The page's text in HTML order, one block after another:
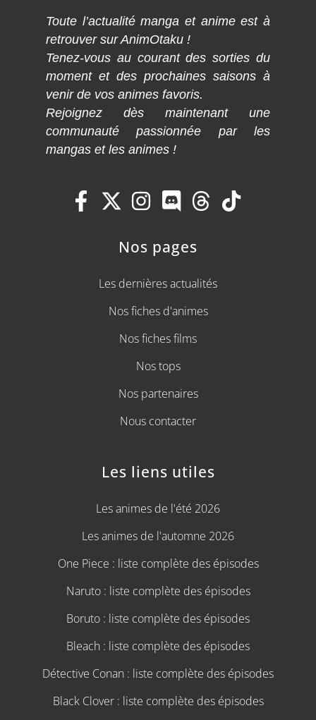
Toute l’actualité manga et anime est à
retrouver sur AnimOtaku !
Tenez-vous au courant des sorties du
moment et des prochaines saisons à
venir de vos animes favoris.
Rejoignez dès maintenant une
communauté passionnée par les
mangas et les animes !
Nos pages
Les dernières actualités
Nos fiches d'animes
Nos fiches films
Nos tops
Nos partenaires
Nous contacter
Les liens utiles
Les animes de l'été 2026
Les animes de l'automne 2026
One Piece : liste complète des épisodes
Naruto : liste complète des épisodes
Boruto : liste complète des épisodes
Bleach : liste complète des épisodes
Détective Conan : liste complète des épisodes
Black Clover : liste complète des épisodes